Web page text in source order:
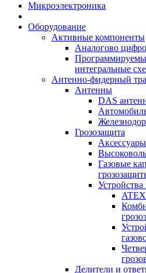
Микроэлектроника
Оборудование
Активные компоненты
Аналогово
интегральные
Антенно-фидерный
Антенны
DAS
Грозозащита
Газовые
Делители и